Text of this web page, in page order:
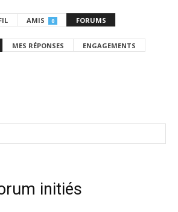
AMIS 0 FORUMS
MES RÉPONSES ENGAGEMENTS
initiés